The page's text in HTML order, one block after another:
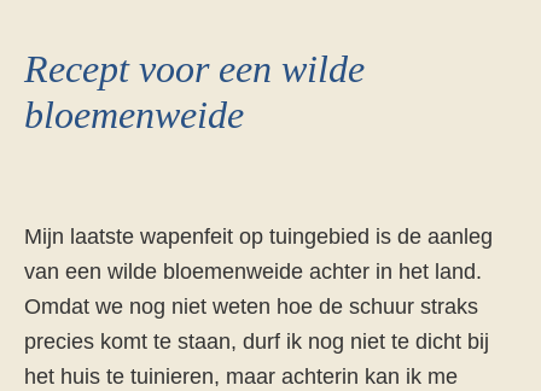
Recept voor een wilde
bloemenweide
Mijn laatste wapenfeit op tuingebied is de aanleg
van een wilde bloemenweide achter in het land.
Omdat we nog niet weten hoe de schuur straks
precies komt te staan, durf ik nog niet te dicht bij
het huis te tuinieren, maar achterin kan ik me